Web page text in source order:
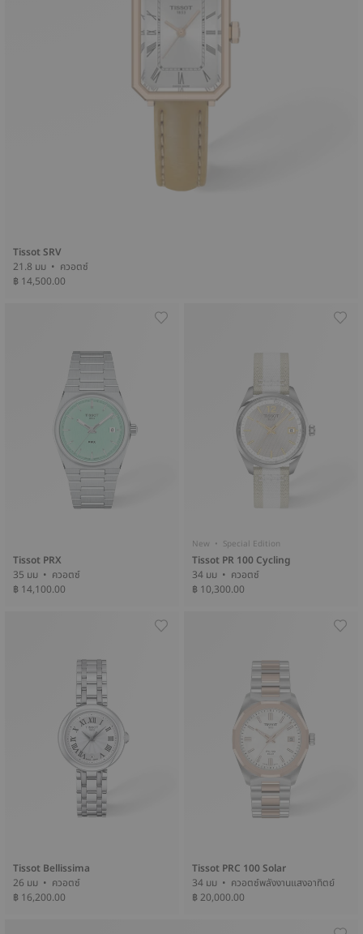
Tissot SRV
21.8 มม • ควอตซ์
฿ 14,500.00
Tissot PRX
35 มม • ควอตซ์
฿ 14,100.00
New • Special Edition
Tissot PR 100 Cycling
34 มม • ควอตซ์
฿ 10,300.00
Tissot Bellissima
26 มม • ควอตซ์
฿ 16,200.00
Tissot PRC 100 Solar
34 มม • ควอตซ์พลังงานแสงอาทิตย์
฿ 20,000.00